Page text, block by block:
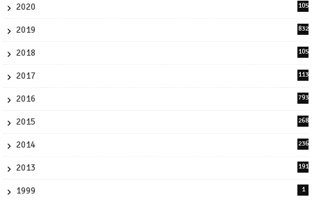
2020
105
2019
832
2018
105
2017
113
2016
793
2015
268
2014
236
2013
191
1999 1